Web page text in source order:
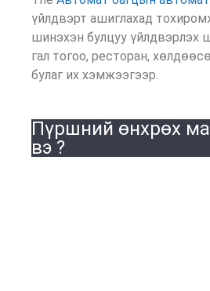
үйлдвэрт ашиглахад
шинэхэн булцуу үйлдвэрлэх
гал тогоо, ресторан,
булаг их хэмжээгээр.
Пүршний өнхрөх
вэ ?